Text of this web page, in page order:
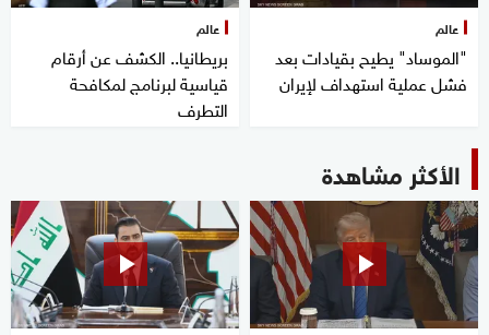
عالم
"الموساد" يطيح بقيادات بعد
فشل عملية استهداف لإيران
عالم
بريطانيا.. الكشف عن أرقام
قياسية لبرنامج لمكافحة
التطرف
الأكثر مشاهدة